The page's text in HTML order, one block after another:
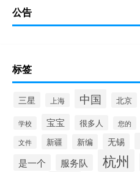
公告
标签
三星 上海 中国 北京
学校 宝宝 很多人 您的
文件 新疆 新编 无锡
是一个 服务队 杭州